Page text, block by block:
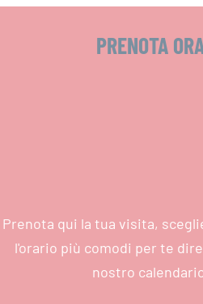
PRENOTA
Prenota qui la tua visita,
l'orario più comodi per te
nostro